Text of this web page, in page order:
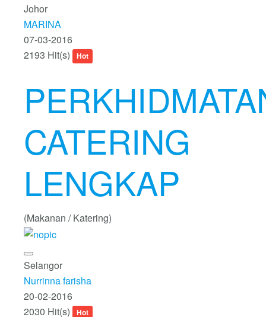
Johor
MARINA
07-03-2016
2193 Hit(s)
Hot
CATERING
LENGKAP
(Makanan / Katering)
Selangor
Nurrinna farisha
20-02-2016
2030 Hit(s)
Hot